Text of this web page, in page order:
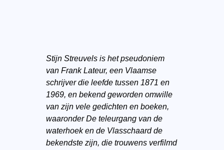
Stijn Streuvels is het pseudoniem
van Frank Lateur, een Vlaamse
schrijver die leefde tussen 1871 en
1969, en bekend geworden omwille
van zijn vele gedichten en boeken,
waaronder De teleurgang van de
waterhoek en de Vlasschaard de
bekendste zijn, die trouwens verfilmd